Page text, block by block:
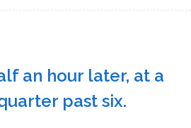
an hour later, at a
past six.